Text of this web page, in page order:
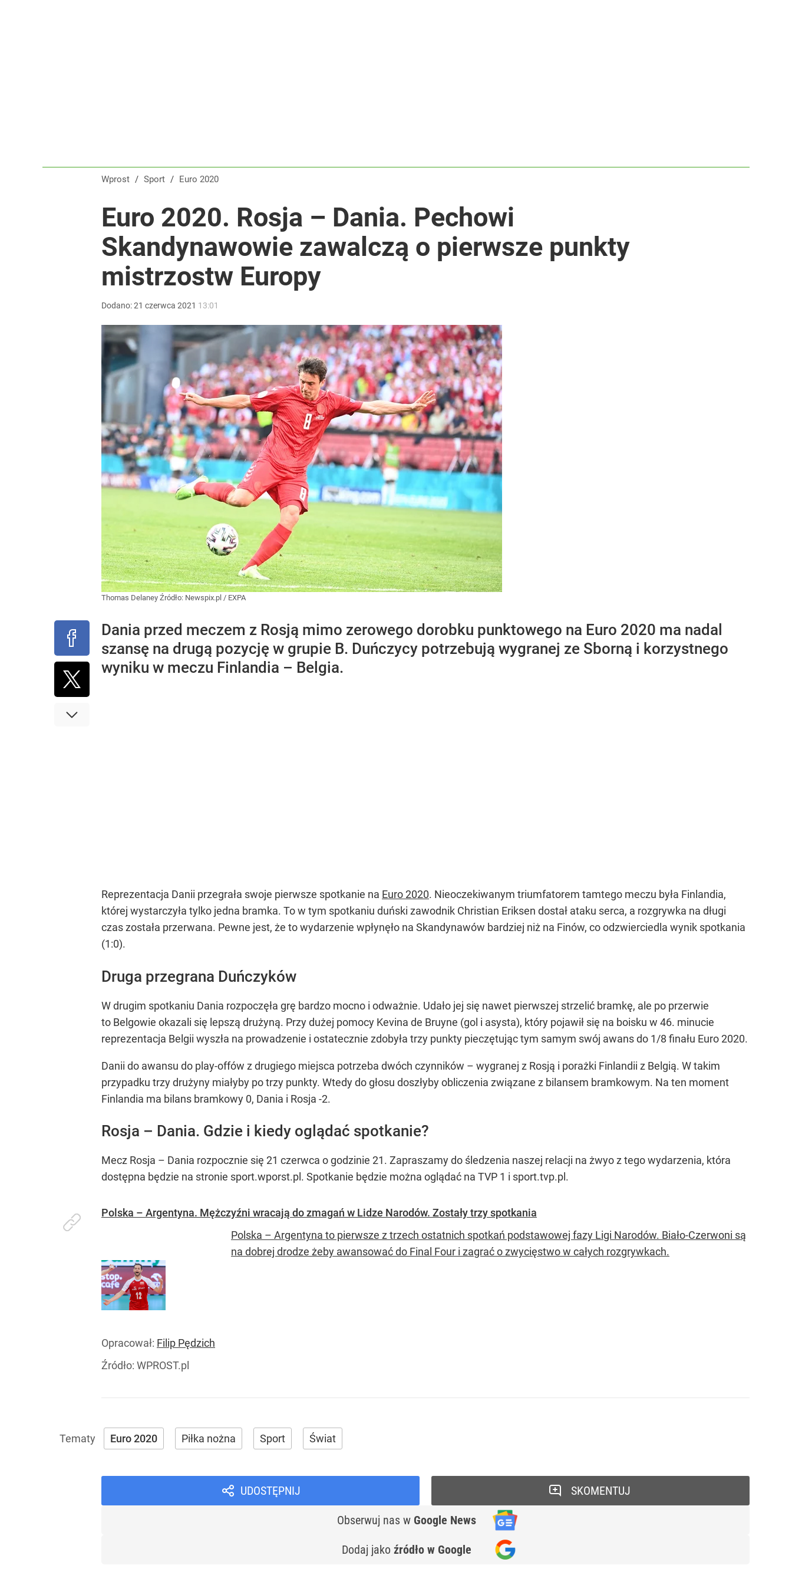
Wprost / Sport / Euro 2020
Euro 2020. Rosja – Dania. Pechowi
Skandynawowie zawalczą o pierwsze punkty
mistrzostw Europy
Dodano:21 czerwca 2021 13:01
Thomas Delaney Źródło: Newspix.pl / EXPA
Dania przed meczem z Rosją mimo zerowego dorobku punktowego na Euro 2020 ma nadal
szansę na drugą pozycję w grupie B. Duńczycy potrzebują wygranej ze Sborną i korzystnego
wyniku w meczu Finlandia – Belgia.
Reprezentacja Danii przegrała swoje pierwsze spotkanie na Euro 2020. Nieoczekiwanym triumfatorem tamtego meczu była Finlandia,
której wystarczyła tylko jedna bramka. To w tym spotkaniu duński zawodnik Christian Eriksen dostał ataku serca, a rozgrywka na długi
czas została przerwana. Pewne jest, że to wydarzenie wpłynęło na Skandynawów bardziej niż na Finów, co odzwierciedla wynik spotkania
(1:0).
Druga przegrana Duńczyków
W drugim spotkaniu Dania rozpoczęła grę bardzo mocno i odważnie. Udało jej się nawet pierwszej strzelić bramkę, ale po przerwie
to Belgowie okazali się lepszą drużyną. Przy dużej pomocy Kevina de Bruyne (gol i asysta), który pojawił się na boisku w 46. minucie
reprezentacja Belgii wyszła na prowadzenie i ostatecznie zdobyła trzy punkty pieczętując tym samym swój awans do 1/8 finału Euro 2020.
Danii do awansu do play-offów z drugiego miejsca potrzeba dwóch czynników – wygranej z Rosją i porażki Finlandii z Belgią. W takim
przypadku trzy drużyny miałyby po trzy punkty. Wtedy do głosu doszłyby obliczenia związane z bilansem bramkowym. Na ten moment
Finlandia ma bilans bramkowy 0, Dania i Rosja -2.
Rosja – Dania. Gdzie i kiedy oglądać spotkanie?
Mecz Rosja – Dania rozpocznie się 21 czerwca o godzinie 21. Zapraszamy do śledzenia naszej relacji na żwyo z tego wydarzenia, która
dostępna będzie na stronie sport.wporst.pl. Spotkanie będzie można oglądać na TVP 1 i sport.tvp.pl.
Polska – Argentyna. Mężczyźni wracają do zmagań w Lidze Narodów. Zostały trzy spotkania
Polska – Argentyna to pierwsze z trzech ostatnich spotkań podstawowej fazy Ligi Narodów. Biało-Czerwoni są
na dobrej drodze żeby awansować do Final Four i zagrać o zwycięstwo w całych rozgrywkach.
Opracował: Filip Pędzich
Źródło: WPROST.pl
Euro 2020 Piłka nożna Sport Świat
UDOSTĘPNIJ
Obserwuj nas w Google News
Dodaj jako źródło w Google
SKOMENTUJ